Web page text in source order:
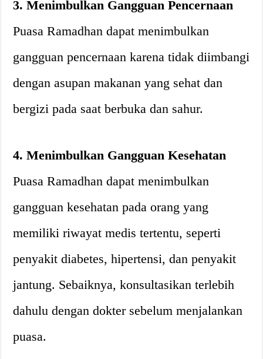
3. Menimbulkan Gangguan Pencernaan
Puasa Ramadhan dapat menimbulkan
gangguan pencernaan karena tidak diimbangi
dengan asupan makanan yang sehat dan
bergizi pada saat berbuka dan sahur.
4. Menimbulkan Gangguan Kesehatan
Puasa Ramadhan dapat menimbulkan
gangguan kesehatan pada orang yang
memiliki riwayat medis tertentu, seperti
penyakit diabetes, hipertensi, dan penyakit
jantung. Sebaiknya, konsultasikan terlebih
dahulu dengan dokter sebelum menjalankan
puasa.